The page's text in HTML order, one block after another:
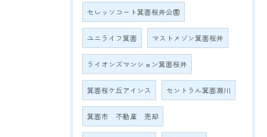
セレッソコート箕面桜井公園
ユニライフ箕面 マストメゾン箕面桜井
ライオンズマンション箕面桜井
箕面桜ケ丘アインス セントラル箕面瀬川
箕面市 不動産 売却